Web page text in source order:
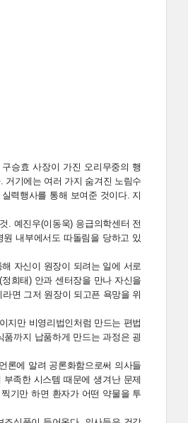
승효 사장이 가진 오리무중의 행
거기에는 여러 가지 숨겨진 노림수
력행사를 통해 보여준 것이다. 지
. 예진우(이동욱) 응급의학센터 전
내부에서도 따돌림을 당하고 있
자신이 원장이 되려는 일에 서로
희태) 안과 센터장을 만나 자신을
면 그저 원장이 되고픈 욕망을 위
지만 비영리법인처럼 만드는 편법
까지 납품하게 만드는 과정은 굉
론에 알려 공론화함으로써 의사들
족한 시스템 때문에 생겨난 문제
기만 하면 환자가 어떤 약물을 투